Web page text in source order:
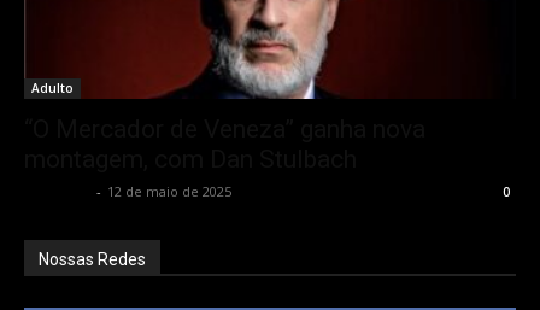
Adulto
- 12 de maio de 2025 0
Nossas Redes